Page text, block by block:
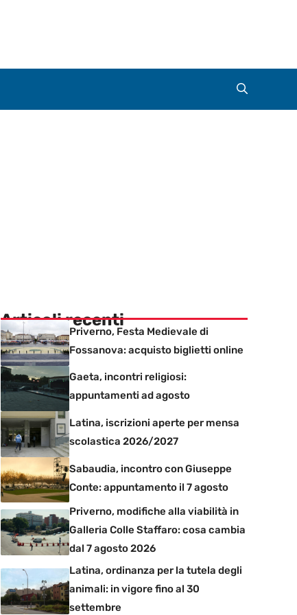
Articoli recenti
Priverno, Festa Medievale di
Fossanova: acquisto biglietti online
Gaeta, incontri religiosi:
appuntamenti ad agosto
Latina, iscrizioni aperte per mensa
scolastica 2026/2027
Sabaudia, incontro con Giuseppe
Conte: appuntamento il 7 agosto
Priverno, modifiche alla viabilità in
Galleria Colle Staffaro: cosa cambia
dal 7 agosto 2026
Latina, ordinanza per la tutela degli
animali: in vigore fino al 30
settembre